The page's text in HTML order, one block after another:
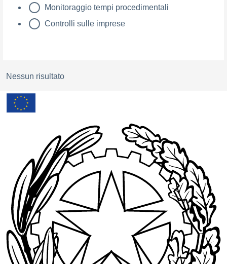
Monitoraggio tempi procedimentali
Controlli sulle imprese
Nessun risultato